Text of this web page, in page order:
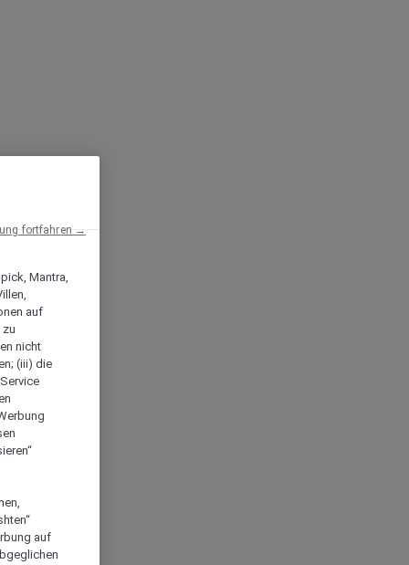
Mantra,
auf
zu
nicht
(iii) die
auf
fortfahren →